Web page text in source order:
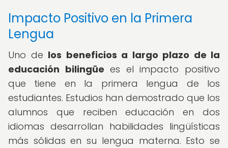
Impacto Positivo en la Primera
Lengua
Uno de los beneficios a largo plazo de la
educación bilingüe es el impacto positivo
que tiene en la primera lengua de los
estudiantes. Estudios han demostrado que los
alumnos que reciben educación en dos
idiomas desarrollan habilidades lingüísticas
más sólidas en su lengua materna. Esto se